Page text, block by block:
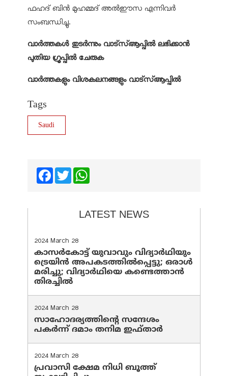
ഫഹദ് ബിന്‍ മുഹമ്മദ് അല്‍ഈസ എന്നിവര്‍
സംബന്ധിച്ചു.
വാര്‍ത്തകള്‍ തുടര്‍ന്നും വാട്‌സ്ആപ്പില്‍ ലഭിക്കാന്‍
പുതിയ ഗ്രൂപ്പില്‍ ചേരുക
വാർത്തകളും വിശകലനങ്ങളും വാട്സ്ആപ്പിൽ
Tags
Saudi
FacebookTwitter
LATEST NEWS
2024 March 28
കാസർകോട്ട് യുവാവും വിദ്യാർഥിയും
ട്രെയിൻ അപകടത്തിൽപ്പെട്ടു; ഒരാൾ
മരിച്ചു; വിദ്യാർഥിയെ കണ്ടെത്താൻ
തിരച്ചിൽ
2024 March 28
സാഹോദര്യത്തിന്റെ സന്ദേശം
പകർന്ന് ദമാം തനിമ ഇഫ്‌താർ
2024 March 28
പ്രവാസി ക്ഷേമ നിധി ബൂത്ത്